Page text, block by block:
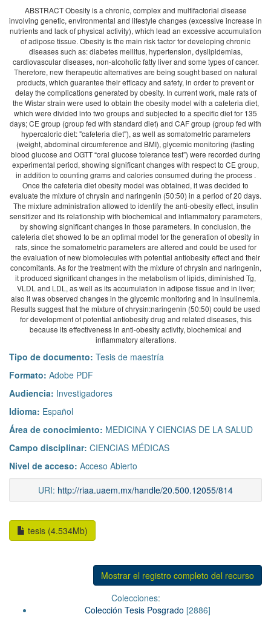
ABSTRACT Obesity is a chronic, complex and multifactorial disease
involving genetic, environmental and lifestyle changes (excessive increase in
nutrients and lack of physical activity), which lead an excessive accumulation
of adipose tissue. Obesity is the main risk factor for developing chronic
diseases such as: diabetes mellitus, hypertension, dyslipidemias,
cardiovascular diseases, non-alcoholic fatty liver and some types of cancer.
Therefore, new therapeutic alternatives are being sought based on natural
products, which guarantee their efficacy and safety, in order to prevent or
delay the complications generated by obesity. In current work, male rats of
the Wistar strain were used to obtain the obesity model with a cafeteria diet,
which were divided into two groups and subjected to a specific diet for 135
days; CE group (group fed with standard diet) and CAF group (group fed with
hypercaloric diet: "cafeteria diet"), as well as somatometric parameters
(weight, abdominal circumference and BMI), glycemic monitoring (fasting
blood glucose and OGTT “oral glucose tolerance test”) were recorded during
experimental period, showing significant changes with respect to CE group,
in addition to counting grams and calories consumed during the process .
Once the cafeteria diet obesity model was obtained, it was decided to
evaluate the mixture of chrysin and naringenin (50:50) in a period of 20 days.
The mixture administration allowed to identify the anti-obesity effect, insulin
sensitizer and its relationship with biochemical and inflammatory parameters,
by showing significant changes in those parameters. In conclusion, the
cafeteria diet showed to be an optimal model for the generation of obesity in
rats, since the somatometric parameters are altered and could be used for
the evaluation of new biomolecules with potential antiobesity effect and their
concomitants. As for the treatment with the mixture of chrysin and naringenin,
it produced significant changes in the metabolism of lipids, diminished Tg,
VLDL and LDL, as well as its accumulation in adipose tissue and in liver;
also it was observed changes in the glycemic monitoring and in insulinemia.
Results suggest that the mixture of chrysin:naringenin (50:50) could be used
for development of potential antiobesity drug and related diseases, this
because its effectiveness in anti-obesity activity, biochemical and
inflammatory alterations.
Tipo de documento: Tesis de maestría
Formato: Adobe PDF
Audiencia: Investigadores
Idioma: Español
Área de conocimiento: MEDICINA Y CIENCIAS DE LA SALUD
Campo disciplinar: CIENCIAS MÉDICAS
Nivel de acceso: Acceso Abierto
URI: http://riaa.uaem.mx/handle/20.500.12055/814
tesis (4.534Mb)
Mostrar el registro completo del recurso
Colecciones:
Colección Tesis Posgrado [2886]